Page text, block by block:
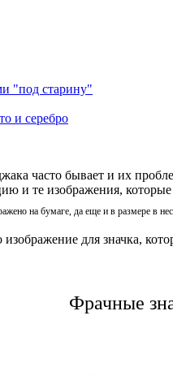
"под старину"
и серебро
часто бывает и их
и те изображения, которые
на бумаге, да еще и в размере в
для значка,
Фрачные